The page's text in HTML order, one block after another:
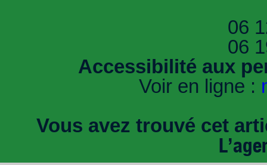
06
06
Accessibilité aux
Voir en ligne :
Vous avez trouvé cet